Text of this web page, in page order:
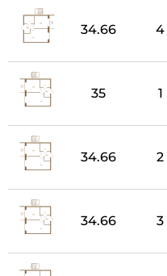
34.66 4
35 1
34.66 2
34.66 3